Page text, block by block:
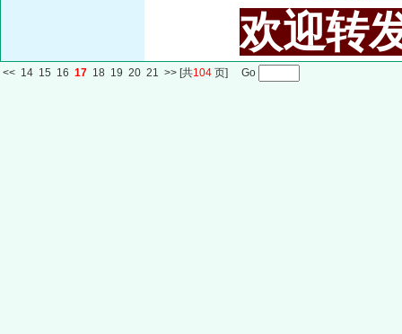
欢迎转
<< 14 15 16 17 18 19 20 21 >> [共104 页] Go